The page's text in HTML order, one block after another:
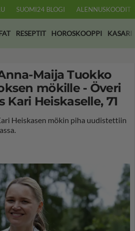
SUOMI24 BLOGI ALENNUSKOODIT
RESEPTIT HOROSKOOPPI KASARI
Maija Tuokko
mökille - Överi
Heiskaselle, 71
Heiskasen mökin piha uudistettiin